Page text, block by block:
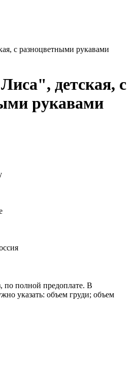
с разноцветными рукавами
детская, с
рукавами
по полной предоплате. В
указать: объем груди; объем